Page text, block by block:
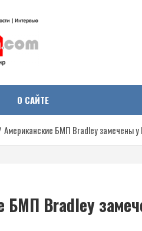
война на
включая события в Новороссии,
О САЙТЕ
Американские БМП Bradley замечены
БМП Bradley